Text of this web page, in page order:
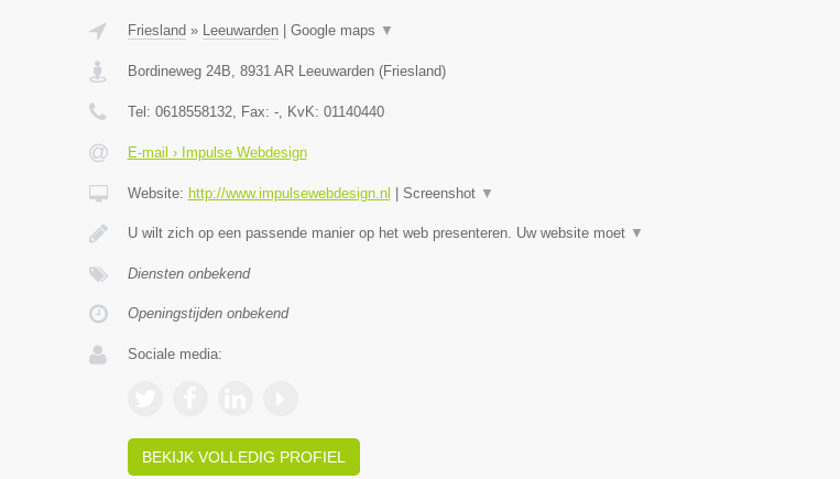
Friesland » Leeuwarden| Google maps ▼
Bordineweg 24B, 8931 AR Leeuwarden(Friesland)
Tel: 0618558132, Fax: -, KvK: 01140440
E-mail › Impulse Webdesign
Website: http://www.impulsewebdesign.nl Screenshot ▼
U wilt zich op een passende manier op het web presenteren. Uw website moet ▼
Diensten onbekend
Openingstijden onbekend
Sociale media:
BEKIJK VOLLEDIG PROFIEL